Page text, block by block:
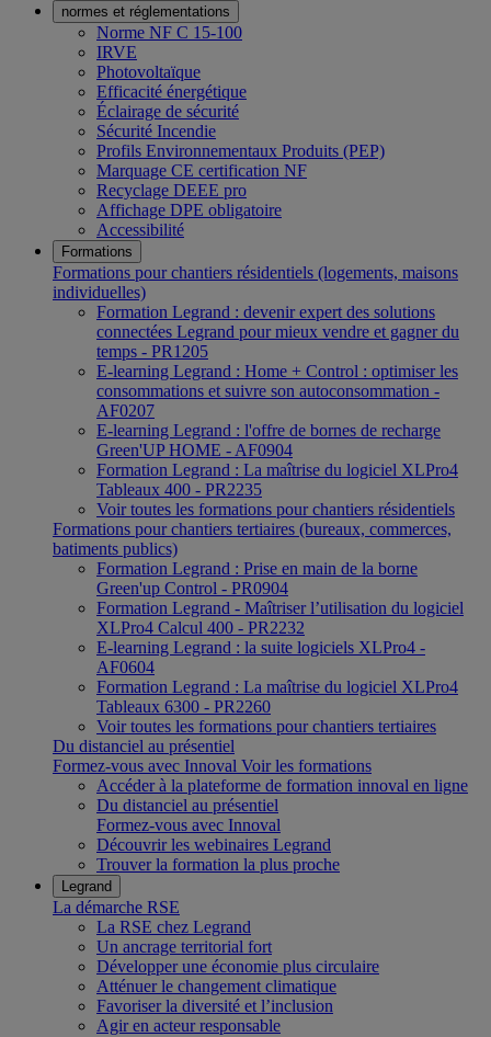
normes et réglementations
Norme NF C 15-100
IRVE
Photovoltaïque
Efficacité énergétique
Éclairage de sécurité
Sécurité Incendie
Profils Environnementaux Produits (PEP)
Marquage CE certification NF
Recyclage DEEE pro
Affichage DPE obligatoire
Accessibilité
Formations
Formations pour chantiers résidentiels (logements, maisons
individuelles)
Formation Legrand : devenir expert des solutions
connectées Legrand pour mieux vendre et gagner du
temps - PR1205
E-learning Legrand : Home + Control : optimiser les
consommations et suivre son autoconsommation -
AF0207
E-learning Legrand : l'offre de bornes de recharge
Green'UP HOME - AF0904
Formation Legrand : La maîtrise du logiciel XLPro4
Tableaux 400 - PR2235
Voir toutes les formations pour chantiers résidentiels
Formations pour chantiers tertiaires (bureaux, commerces,
batiments publics)
Formation Legrand : Prise en main de la borne
Green'up Control - PR0904
Formation Legrand - Maîtriser l’utilisation du logiciel
XLPro4 Calcul 400 - PR2232
E-learning Legrand : la suite logiciels XLPro4 -
AF0604
Formation Legrand : La maîtrise du logiciel XLPro4
Tableaux 6300 - PR2260
Voir toutes les formations pour chantiers tertiaires
Du distanciel au présentiel
Formez-vous avec Innoval Voir les formations
Accéder à la plateforme de formation innoval en ligne
Du distanciel au présentiel
Formez-vous avec Innoval
Découvrir les webinaires Legrand
Trouver la formation la plus proche
Legrand
La démarche RSE
La RSE chez Legrand
Un ancrage territorial fort
Développer une économie plus circulaire
Atténuer le changement climatique
Favoriser la diversité et l’inclusion
Agir en acteur responsable